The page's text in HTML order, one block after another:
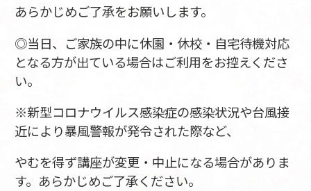
あらかじめご了承をお願いします。
◎当日、ご家族の中に休園・休校・自宅待機対応
となる方が出ている場合はご利用をお控えくださ
い。
※新型コロナウイルス感染症の感染状況や台風接
近により暴風警報が発令された際など、
やむを得ず講座が変更・中止になる場合がありま
す。あらかじめご了承ください。